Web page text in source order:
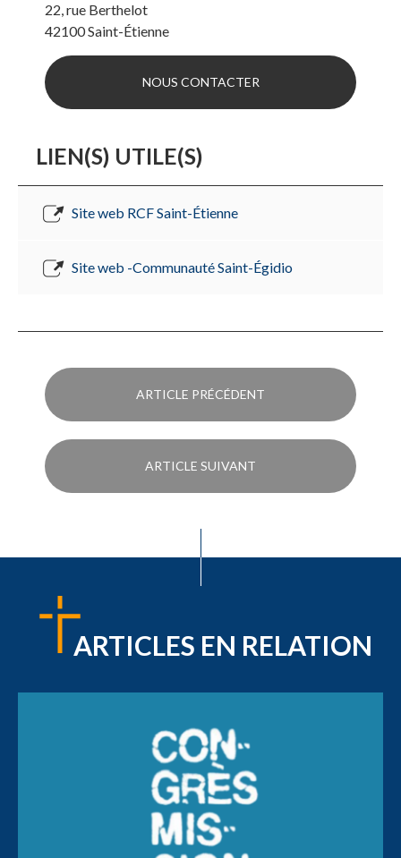
22, rue Berthelot
42100Saint-Étienne
NOUS CONTACTER
LIEN(S) UTILE(S)
Site web RCF Saint-Étienne
Site web -Communauté Saint-Égidio
ARTICLE PRÉCÉDENT
ARTICLE SUIVANT
ARTICLES EN RELATION